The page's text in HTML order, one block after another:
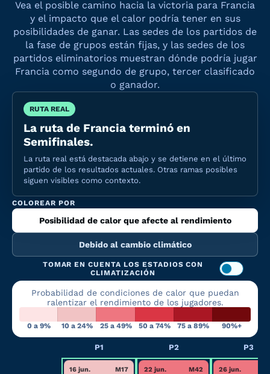
Vea el posible camino hacia la victoria para Francia
y el impacto que el calor podría tener en sus
posibilidades de ganar. Las sedes de los partidos de
la fase de grupos están fijas, y las sedes de los
partidos eliminatorios muestran dónde podría jugar
Francia como segundo de grupo, tercer clasificado
o ganador.
RUTA REAL
La ruta de Francia terminó en
Semifinales.
La ruta real está destacada abajo y se detiene en el último
partido de los resultados actuales. Otras ramas posibles
siguen visibles como contexto.
COLOREAR POR
Posibilidad de calor que afecte al rendimiento
Debido al cambio climático
TOMAR EN CUENTA LOS ESTADIOS CON
CLIMATIZACIÓN
Probabilidad de condiciones de calor que puedan
ralentizar el rendimiento de los jugadores.
0 a 9% 10 a 24% 25 a 49% 50 a 74% 75 a 89% 90%+
P1 P2 P3
16 jun. M17 22 jun. M42 26 jun.